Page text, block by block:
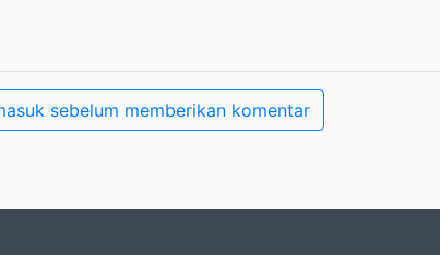
sebelum memberikan komentar